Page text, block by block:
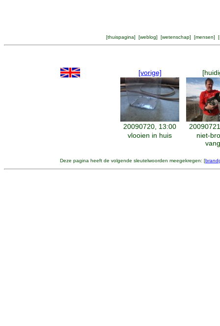
[thuispagina] [weblog] [wetenschap] [mensen] [
[vorige]
20090720, 13:00
vlooien in huis
niet-
Deze pagina heeft de volgende sleutelwoorden meegekregen: [